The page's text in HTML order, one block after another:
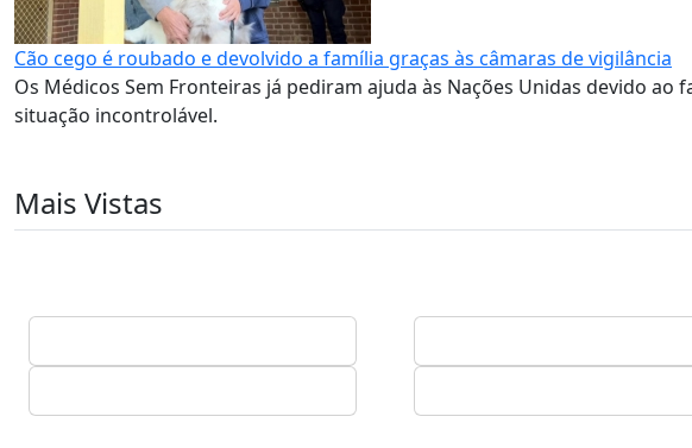
Cão cego é roubado e devolvido a família graças às câmaras de vigilância
Os Médicos Sem Fronteiras já pediram ajuda às Nações Unidas devido
situação incontrolável.
Mais Vistas